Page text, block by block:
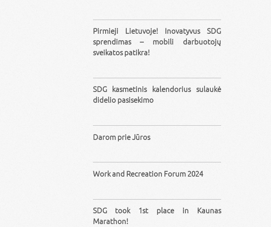
Pirmieji Lietuvoje! Inovatyvus SDG
sprendimas – mobili darbuotojų
sveikatos patikra!
SDG kasmetinis kalendorius sulaukė
didelio pasisekimo
Darom prie Jūros
Work and Recreation Forum 2024
SDG took 1st place in Kaunas
Marathon!